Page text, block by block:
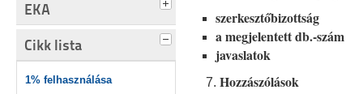
EKA
Cikk lista
1% felhasználása
szerkesztőbizottság
a megjelentett db.-szám
javaslatok
Hozzászólások